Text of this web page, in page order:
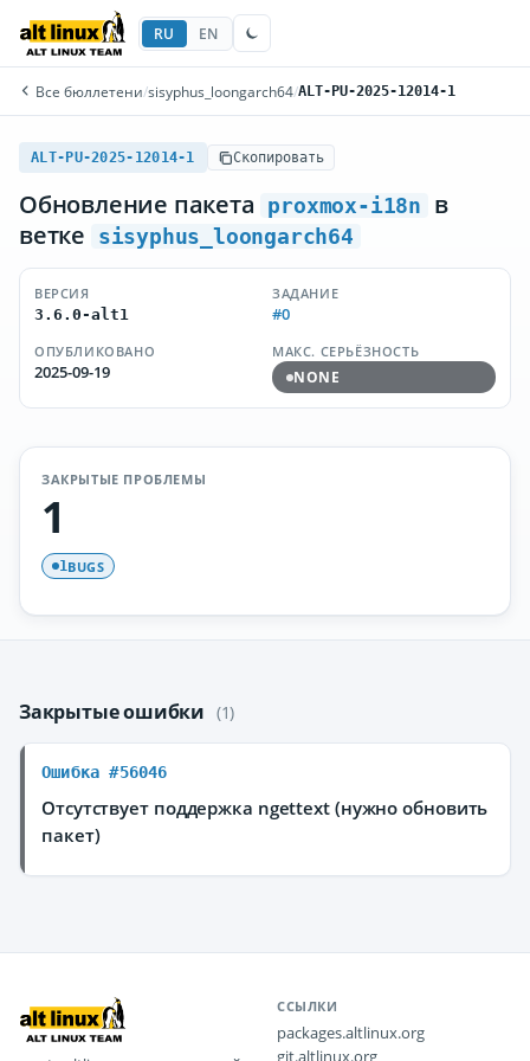
RU EN
Все бюллетени/sisyphus_loongarch64/ALT-PU-2025-12014-1
ALT-PU-2025-12014-1 Скопировать
Обновление пакета proxmox-i18n
в
ветке
sisyphus_loongarch64
ВЕРСИЯ
3.6.0-alt1
ЗАДАНИЕ
#0
ОПУБЛИКОВАНО
2025-09-19
МАКС. СЕРЬЁЗНОСТЬ
NONE
ЗАКРЫТЫЕ ПРОБЛЕМЫ
1
1BUGS
Закрытые ошибки (1)
Ошибка #56046
Отсутствует поддержка ngettext (нужно обновить
пакет)
ССЫЛКИ
packages.altlinux.org
git.altlinux.org